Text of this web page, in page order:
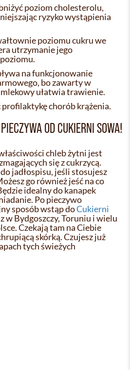
poziom cholesterolu,
ryzyko wystąpienia
poziomu cukru we
utrzymanie jego
na funkcjonowanie
bo zawarty w
ułatwia trawienie.
chorób krążenia.
OD CUKIERNI SOWA!
chleb żytni jest
się z cukrzycą.
jadłospisu, jeśli stosujesz
go również jeść na co
idealny do kanapek
Po pieczywo
sposób wstąp doCukierni
w Bydgoszczy, Toruniu i wielu
Czekają tam na Ciebie
skórką. Czujesz już
tych świeżych